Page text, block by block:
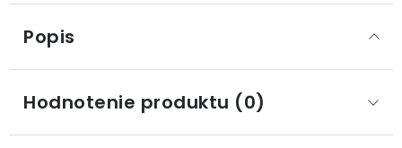
Popis
Hodnotenie produktu (0)